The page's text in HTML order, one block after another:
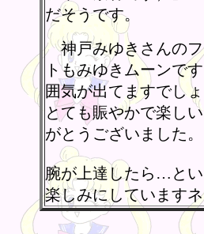
だそうです。
神戸みゆきさんのフ
トもみゆきムーンで
囲気が出てますでし
とても賑やかで楽し
がとうございました。
腕が上達したら…と
楽しみにしています